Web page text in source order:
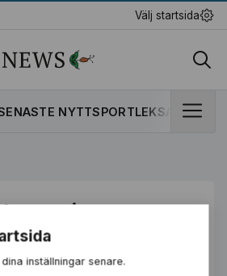
Välj startsida
NYTTSPORTLEKSANDS IF
Logga in
inställningar senare.